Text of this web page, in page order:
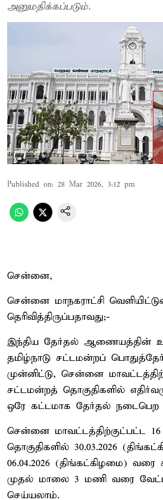
அனுமதிக்கப்படும்.
Published on: 28 Mar 2026, 3:12 pm
சென்னை,
சென்னை மாநகராட்சி
தெரிவித்திருப்பதாவது;-
இந்திய தேர்தல் ஆணையத்தின்
தமிழ்நாடு சட்டமன்றப்
முன்னிட்டு, சென்னை
சட்டமன்றத் தொகுதிகளில்
ஒரே கட்டமாக தேர்தல்
சென்னை மாவட்டத்திற்குட்பட்ட
தொகுதிகளில் 30.03.2026
06.04.2026 (திங்கட்கிழமை)
முதல் மாலை 3 மணி வரை
செய்யலாம்.